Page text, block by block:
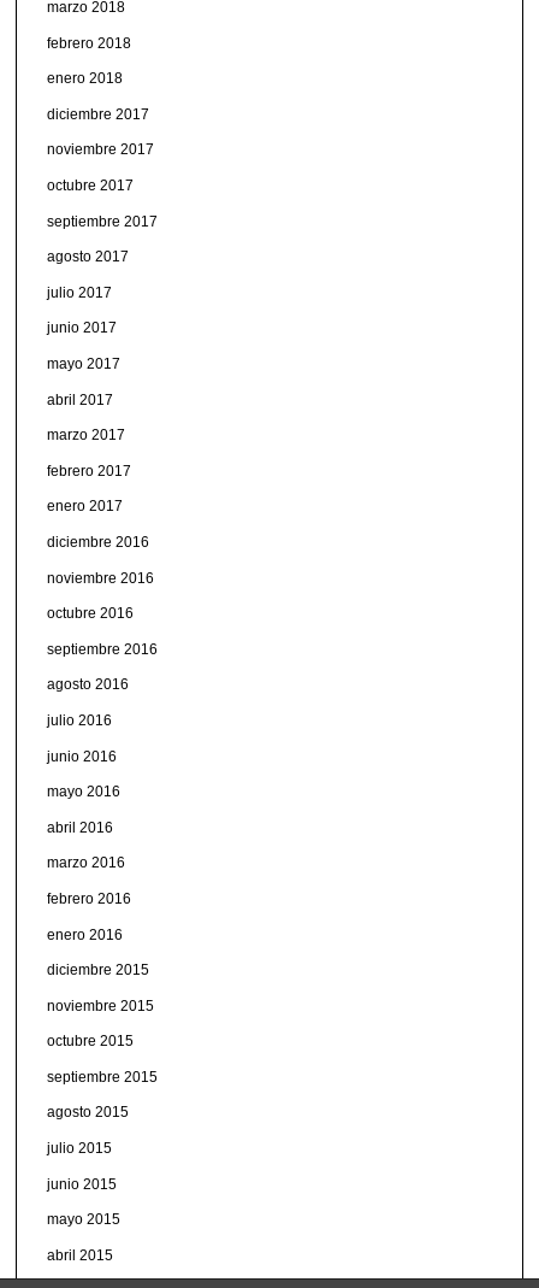
marzo 2018
febrero 2018
enero 2018
diciembre 2017
noviembre 2017
octubre 2017
septiembre 2017
agosto 2017
julio 2017
junio 2017
mayo 2017
abril 2017
marzo 2017
febrero 2017
enero 2017
diciembre 2016
noviembre 2016
octubre 2016
septiembre 2016
agosto 2016
julio 2016
junio 2016
mayo 2016
abril 2016
marzo 2016
febrero 2016
enero 2016
diciembre 2015
noviembre 2015
octubre 2015
septiembre 2015
agosto 2015
julio 2015
junio 2015
mayo 2015
abril 2015